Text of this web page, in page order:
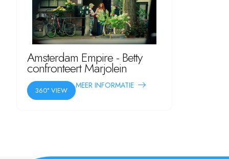
Amsterdam Empire - Betty
confronteert Marjolein
360° VIEW
MEER INFORMATIE